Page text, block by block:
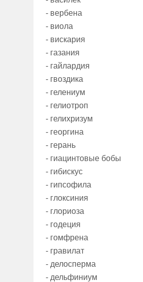
- вербена
- виола
- вискария
- газания
- гайлардия
- гвоздика
- гелениум
- гелиотроп
- гелихризум
- георгина
- герань
- гиацинтовые бобы
- гибискус
- гипсофила
- глоксиния
- глориоза
- годеция
- гомфрена
- гравилат
- делосперма
- дельфиниум